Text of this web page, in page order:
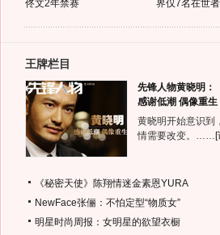
佟文2年禁赛
界仅7名在世者
王牌栏目
先锋人物黄晓明：
感谢低潮 偶像重生
黄晓明开始意识到
情需要改变。……
《秘密天使》陈翔情迷金素恩YURA
NewFace张俪：不怕定型“物质女”
明星时尚周报：女明星的欲望衣橱